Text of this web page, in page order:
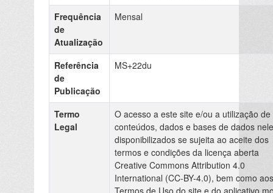
Frequência
de
Atualização
Mensal
Referência
de
Publicação
MS+22du
Termo
Legal
O acesso a este site e/ou a utilização de
conteúdos, dados e bases de dados nele
disponibilizados se sujeita ao aceite dos
termos e condições da licença aberta
Creative Commons Attribution 4.0
International (CC-BY-4.0), bem como aos
Termos de Uso do site e do aplicativo